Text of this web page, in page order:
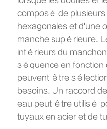
composé de
hexagonales et d'une
manche supérieure.
intérieurs du
séquence en fonction
peuvent être
besoins. Un raccord
eau peut être utilisé
tuyaux en acier et de